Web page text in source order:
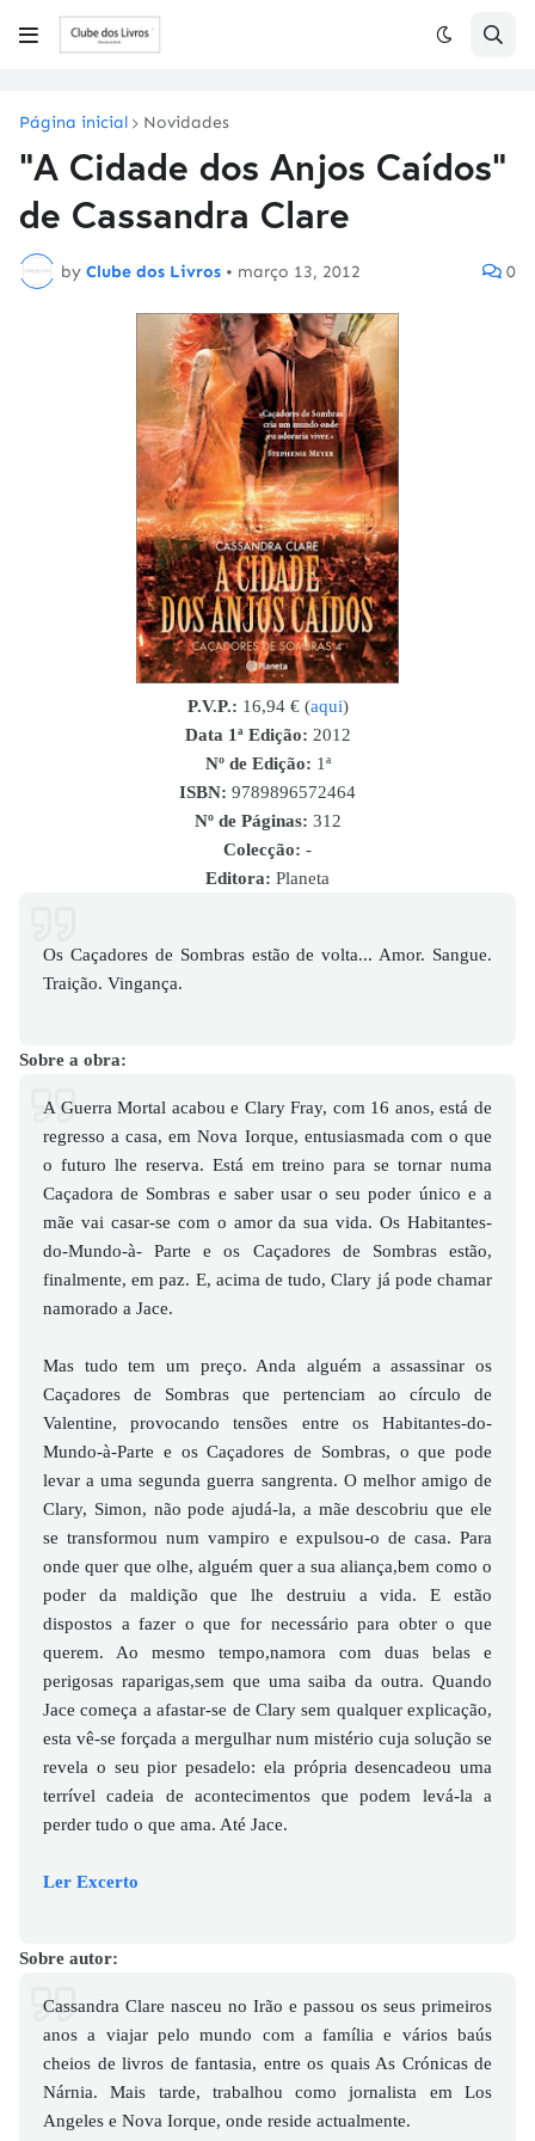
Página inicial Novidades
"A Cidade dos Anjos Caídos"
de Cassandra Clare
by Clube dos Livros • março 13, 2012 0
P.V.P.: 16,94 € (aqui)
Data 1ª Edição: 2012
Nº de Edição: 1ª
ISBN: 9789896572464
Nº de Páginas: 312
Colecção: -
Editora: Planeta
Os Caçadores de Sombras estão de volta... Amor. Sangue.
Traição. Vingança.
Sobre a obra:
A Guerra Mortal acabou e Clary Fray, com 16 anos, está de
regresso a casa, em Nova Iorque, entusiasmada com o que
o futuro lhe reserva. Está em treino para se tornar numa
Caçadora de Sombras e saber usar o seu poder único e a
mãe vai casar-se com o amor da sua vida. Os Habitantes-
do-Mundo-à- Parte e os Caçadores de Sombras estão,
finalmente, em paz. E, acima de tudo, Clary já pode chamar
namorado a Jace.
Mas tudo tem um preço. Anda alguém a assassinar os
Caçadores de Sombras que pertenciam ao círculo de
Valentine, provocando tensões entre os Habitantes-do-
Mundo-à-Parte e os Caçadores de Sombras, o que pode
levar a uma segunda guerra sangrenta. O melhor amigo de
Clary, Simon, não pode ajudá-la, a mãe descobriu que ele
se transformou num vampiro e expulsou-o de casa. Para
onde quer que olhe, alguém quer a sua aliança,bem como o
poder da maldição que lhe destruiu a vida. E estão
dispostos a fazer o que for necessário para obter o que
querem. Ao mesmo tempo,namora com duas belas e
perigosas raparigas,sem que uma saiba da outra. Quando
Jace começa a afastar-se de Clary sem qualquer explicação,
esta vê-se forçada a mergulhar num mistério cuja solução se
revela o seu pior pesadelo: ela própria desencadeou uma
terrível cadeia de acontecimentos que podem levá-la a
perder tudo o que ama. Até Jace.
Ler Excerto
Sobre autor:
Cassandra Clare nasceu no Irão e passou os seus primeiros
anos a viajar pelo mundo com a família e vários baús
cheios de livros de fantasia, entre os quais As Crónicas de
Nárnia. Mais tarde, trabalhou como jornalista em Los
Angeles e Nova Iorque, onde reside actualmente.